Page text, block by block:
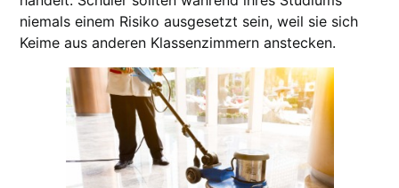
niemals einem Risiko ausgesetzt sein, weil sie sich
Keime aus anderen Klassenzimmern anstecken.